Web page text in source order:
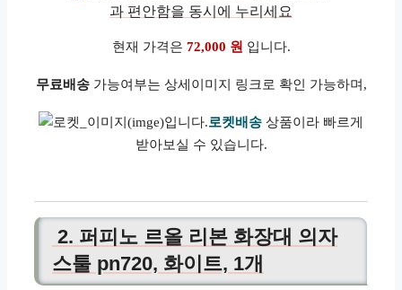
현재 가격은 72,000 원 입니다.
무료배송가능여부는 상세이미지 링크로 확인 가능하며,
로켓배송 상품이라 빠르게
받아보실 수 있습니다.
2. 퍼피노 르올 리본 화장대 의자
스툴 pn720, 화이트, 1개